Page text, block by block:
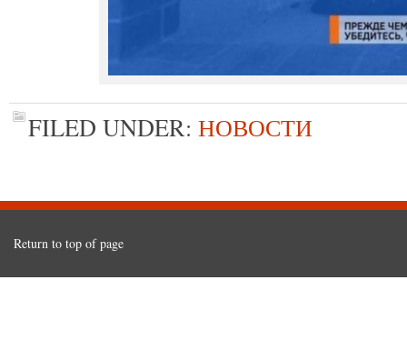
FILED UNDER: НОВОСТИ
Return to top of page